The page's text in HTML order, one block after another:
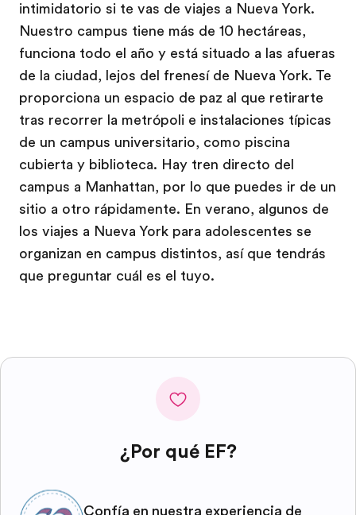
intimidatorio si te vas de viajes a Nueva York.
Nuestro campus tiene más de 10 hectáreas,
funciona todo el año y está situado a las afueras
de la ciudad, lejos del frenesí de Nueva York. Te
proporciona un espacio de paz al que retirarte
tras recorrer la metrópoli e instalaciones típicas
de un campus universitario, como piscina
cubierta y biblioteca. Hay tren directo del
campus a Manhattan, por lo que puedes ir de un
sitio a otro rápidamente. En verano, algunos de
los viajes a Nueva York para adolescentes se
organizan en campus distintos, así que tendrás
que preguntar cuál es el tuyo.
¿Por qué EF?
Confía en nuestra experiencia de